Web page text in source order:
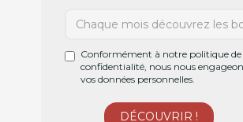
Conformément à notre politique de
confidentialité, nous nous
vos données personnelles.